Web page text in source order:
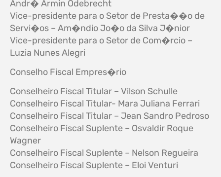
Andr� Armin Odebrecht
Vice-presidente para o Setor de Presta��o de
Servi�os – Am�ndio Jo�o da Silva J�nior
Vice-presidente para o Setor de Com�rcio –
Luzia Nunes Alegri
Conselho Fiscal Empres�rio
Conselheiro Fiscal Titular – Vilson Schulle
Conselheiro Fiscal Titular- Mara Juliana Ferrari
Conselheiro Fiscal Titular – Jean Sandro Pedroso
Conselheiro Fiscal Suplente – Osvaldir Roque
Wagner
Conselheiro Fiscal Suplente – Nelson Regueira
Conselheiro Fiscal Suplente – Eloi Venturi